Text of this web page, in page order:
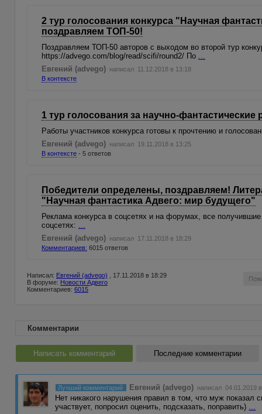
2 тур голосования конкурса "Научная
поздравляем ТОП-50!
Поздравляем ТОП-50 авторов с выходом во второй тур
https://advego.com/blog/read/scifi/round2/ По ...
Евгений (advego) написал 11.12.2018 в 13:18
В контексте
1 тур голосования за научно-фантастические
Работы участников конкурса готовы к прочтению и
Евгений (advego) написал 19.11.2018 в 13:25
В контексте - 5 ответов
Победители определены, поздравляем!
"Научная фантастика Адвего: мир будущего"
Реклама конкурса в соцсетях и на форумах, все
соцсетях: ...
Евгений (advego) написал 17.11.2018 в 18:29
Комментариев: 6015 ответов
Написал: Евгений (advego) , 17.11.2018 в 18:29
В форуме: Новости Адвего
Комментариев: 6015
Комментарии
Написать комментарий Последние комментарии
Лучший комментарий Евгений (advego) написал 04.01.2019
Нет никакого нарушения правил в том, что муж показал
участвует, попросил оценить, подсказать, поправить) ...